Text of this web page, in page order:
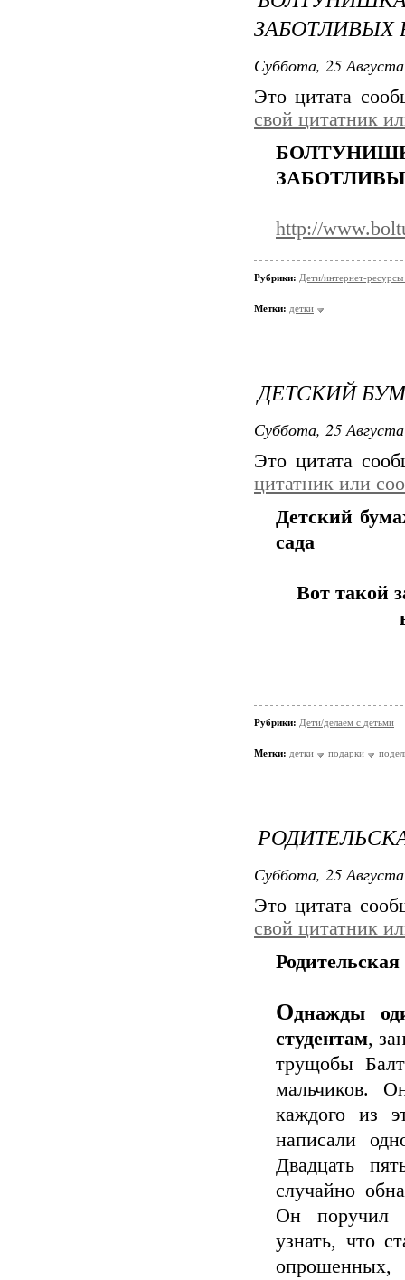
ЗАБОТЛИВЫХ
Суббота, 25
Это цитата
свой цитатник
http://
Рубрики: Дети/интернет-ресурсы
Метки: детки
ДЕТСКИЙ
Суббота, 25
Это цитата
цитатник или
Детский
сада
Вот такой
Рубрики: Дети/делаем с детьми
Метки: детки подарки
Суббота, 25
Это цитата
свой цитатник
Однажды
студентам,
трущобы
мальчиков.
каждого из
написали
Двадцать
случайно
Он поручил
узнать, что